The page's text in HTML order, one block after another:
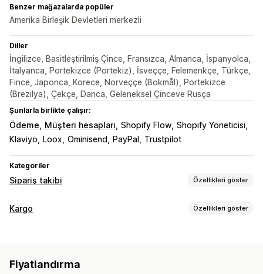
Benzer mağazalarda popüler
Amerika Birleşik Devletleri merkezli
Diller
İngilizce, Basitleştirilmiş Çince, Fransızca, Almanca, İspanyolca,
İtalyanca, Portekizce (Portekiz), İsveççe, Felemenkçe, Türkçe,
Fince, Japonca, Korece, Norveççe (Bokmål), Portekizce
(Brezilya), Çekçe, Danca, Geleneksel Çinceve Rusça
Şunlarla birlikte çalışır:
Ödeme Müşteri hesapları Shopify Flow Shopify Yöneticisi
Klaviyo
Loox Ominisend PayPal Trustpilot
Kategoriler
Sipariş takibi Özellikleri göster
İzleme
Siparişleri dışa aktarma
Kargo Özellikleri göster
Çoklu dil Taşıyıcı şirket seçimi
Fiyatlandırma